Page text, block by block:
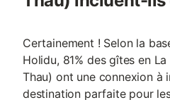
Certainement ! Selon la
Holidu, 81% des gîtes en
Thau) ont une connexion à
destination parfaite pour